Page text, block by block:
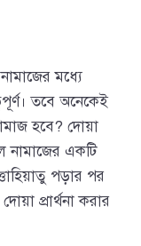
মধ্যে
তবে অনেকেই
হবে? দোয়া
নামাজের একটি
পড়ার পর
প্রার্থনা করার